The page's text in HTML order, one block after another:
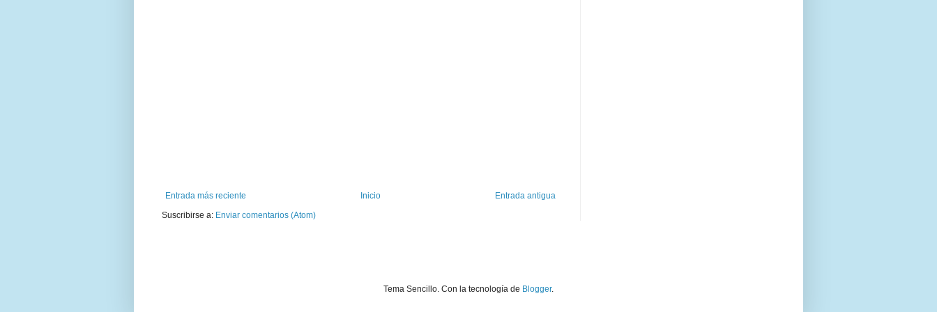
Entrada más reciente Entrada antigua
Inicio
Suscribirse a: Enviar comentarios (Atom)
Tema Sencillo. Con la tecnología de Blogger.